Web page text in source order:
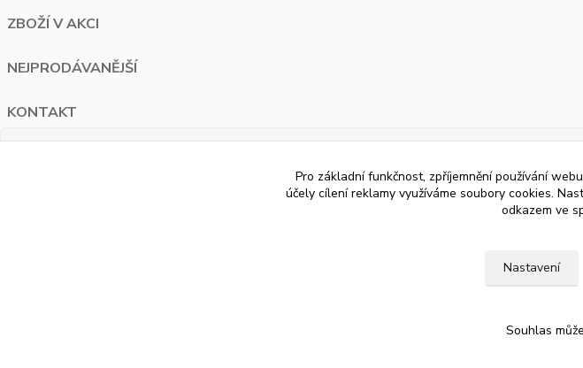
ZBOŽÍ V AKCI
NEJPRODÁVANĚJŠÍ
KONTAKT
Pro základní funkčnost, zpříjemnění používání
účely cílení reklamy využíváme soubory cookies.
odkazem ve
Nastavení
Souhlas